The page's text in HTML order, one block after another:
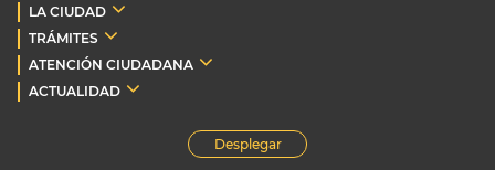
LA CIUDAD
TRÁMITES
ATENCIÓN CIUDADANA
ACTUALIDAD
Desplegar